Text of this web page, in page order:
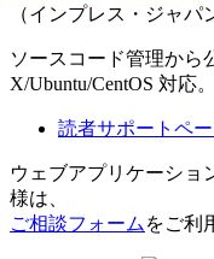
（インプレス・ジャパ
ソースコード管理から
X/Ubuntu/CentOS 対応。
読者サポートペ
ウェブアプリケーショ
様は、
ご相談フォーム をご利